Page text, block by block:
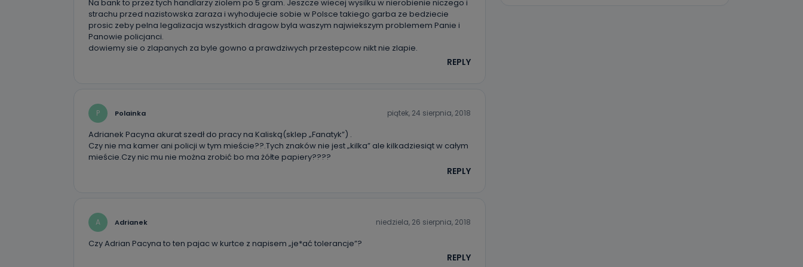
Na bank to przez tych handlarzy ziolem po 5 gram. Jeszcze wiecej wysilku w nierobienie niczego i
strachu przed nazistowska zaraza i wyhodujecie sobie w Polsce takiego garba ze bedziecie
prosic zeby pelna legalizacja wszystkich dragow byla waszym najwiekszym problemem Panie i
Panowie policjanci.
dowiemy sie o zlapanych za byle gowno a prawdziwych przestepcow nikt nie zlapie.
REPLY
P Polainka piątek, 24 sierpnia, 2018
Adrianek Pacyna akurat szedł do pracy na Kaliską(sklep „Fanatyk”) .
Czy nie ma kamer ani policji w tym mieście??.Tych znaków nie jest „kilka” ale kilkadziesiąt w całym
mieście.Czy nic mu nie można zrobić bo ma żółte papiery????
REPLY
A Adrianek niedziela, 26 sierpnia, 2018
Czy Adrian Pacyna to ten pajac w kurtce z napisem „je*ać tolerancje”?
REPLY